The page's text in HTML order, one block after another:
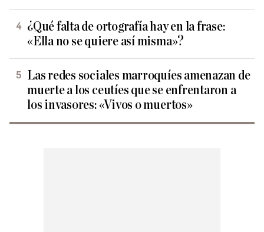
¿Qué falta de ortografía hay en la frase:
«Ella no se quiere así misma»?
Las redes sociales marroquíes amenazan de
muerte a los ceutíes que se enfrentaron a
los invasores: «Vivos o muertos»